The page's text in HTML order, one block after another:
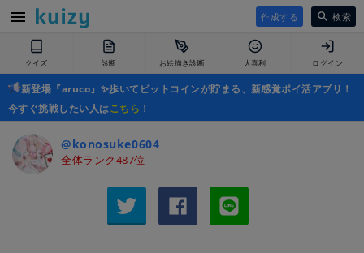
作成する 検索
クイズ 診断 お絵描き診断 大喜利 ログイン
新登場『aruco』✨歩いてビットコインが貯まる、新感覚ポイ活アプリ！
今すぐ挑戦したい人はこちら ！
@konosuke0604
全体ランク487位